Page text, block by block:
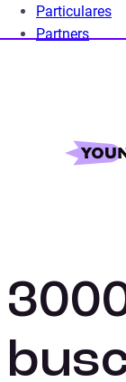
Particulares
Partners